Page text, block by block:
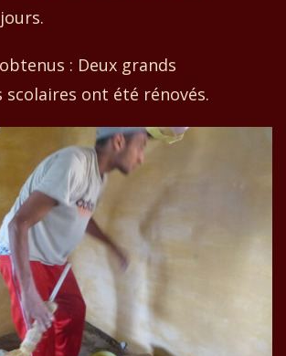
: Deux grands
ont été rénovés.